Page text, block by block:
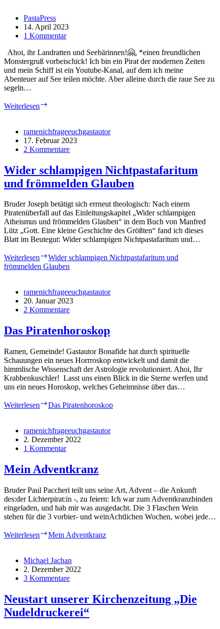
PastaPress
14. April 2023
1 Kommentar
Ahoi, ihr Landratten und Seebärinnen!🤗, *einen freundlichen
Monstergruß vorbeischick! Ich bin ein Pirat der modernen Zeiten
und mein Schiff ist ein Youtube-Kanal, auf dem ich meine
Abenteuer auf See teilen möchte. Aber alleine durch die raue See zu
segeln…
Weiterlesen
ramenichfrageeuchgastautor
17. Februar 2023
2 Kommentare
Wider schlampigen Nichtpastafaritum
und frömmelden Glauben
Bruder Joseph betätigt sich errneut theologisch: Nach einem
Piratenüberfall auf das Einleitungskapitel „Wider schlampigen
Atheismus und frömmelden Glauben“ in dem Buch von Manfred
Lütz „Gott. Eine kleine Geschichte des Größten“ fand ich dieses
Blatt im Beutegut: Wider schlampigen Nichtpastafaritum und…
Weiterlesen
Wider schlampigen Nichtpastafaritum und
frömmelden Glauben
ramenichfrageeuchgastautor
20. Januar 2023
2 Kommentare
Das Piratenhoroskop
Ramen, Gemeinde! Gastautor Bonafide hat durch spirituelle
Schauungen ein neues Horrroskop entwickelt und damit die
himmlische Wissenschaft der Astrologie revolutioniert. Ahoi, Ihr
Krabbenkuschler! Lasst uns einen Blick in die Sterne werfen und
uns ein neues Horoskop, welches Geheimnisse über das…
Weiterlesen Das Piratenhoroskop
ramenichfrageeuchgastautor
2. Dezember 2022
1 Kommentar
Mein Adventkranz
Bruder Paul Paccheri teilt uns seine Art, Advent – die Ankunft
des:der Lichterpirat:in -, zu feiern: Ich war zum Adventkranzbinden
eingeladen, und hab mir was ausgedacht. Die 3 Flaschen Wein
stehen für die 3 vorbier- und weinAchtlichen Wochen, wobei jede…
Weiterlesen Mein Adventkranz
Michael Jachan
2. Dezember 2022
3 Kommentare
Neustart unserer Kirchenzeitung „Die
Nudeldruckerei“